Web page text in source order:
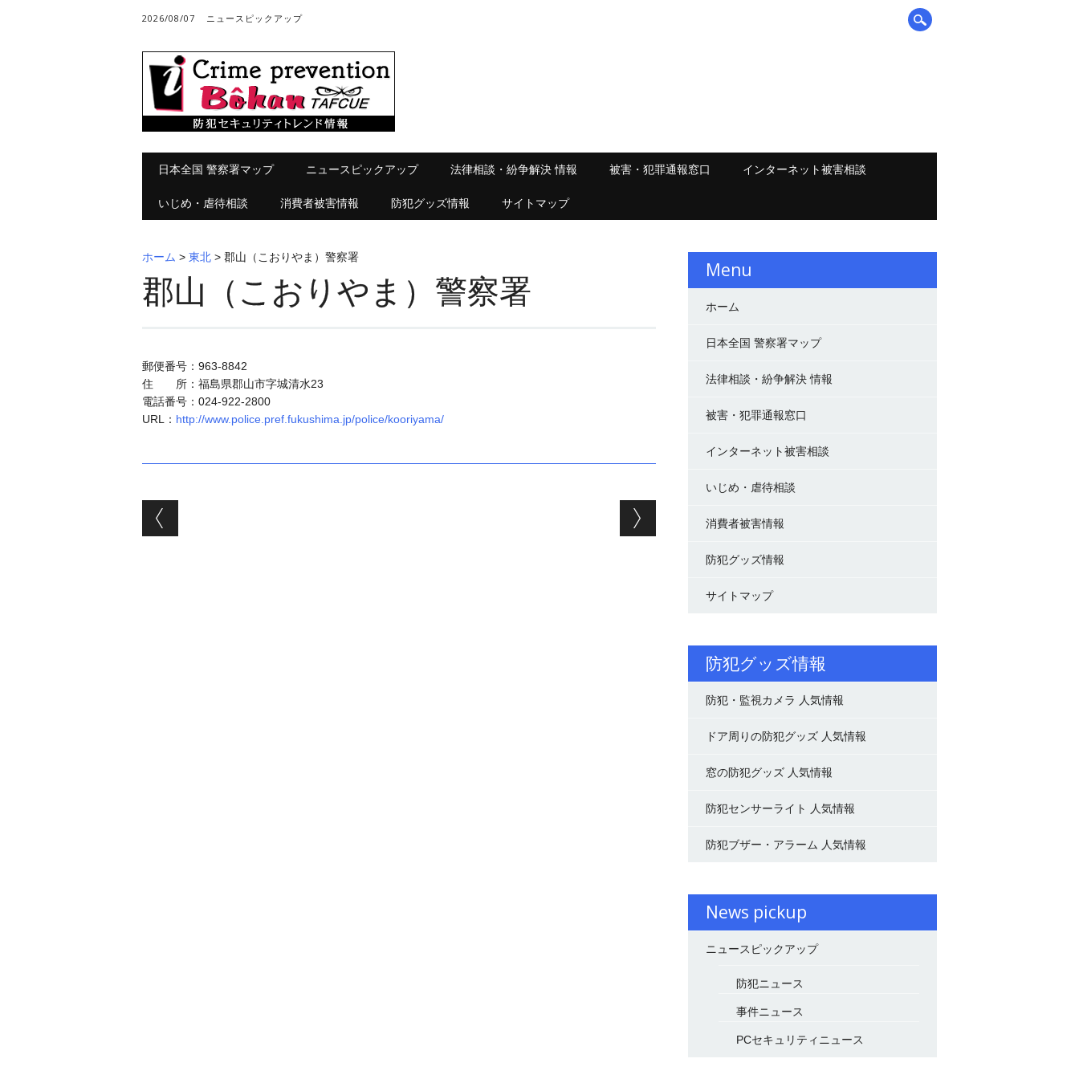
2026/08/07 ニュースピックアップ
メインメニュー
ス
キ
ッ
日本全国 警察署マップ ニュースピックアップ 法律相談・紛争解決 情報 被害・犯罪通報窓口 インターネット被害相談
いじめ・虐待相談 消費者被害情報 防犯グッズ情報 サイトマップ
ホーム > 東北> 郡山（こおりやま）警察署
郡山（こおりやま）警察署
郵便番号：963-8842
住 所：福島県郡山市字城清水23
電話番号：024-922-2800
URL： http://www.police.pref.fukushima.jp/police/kooriyama/
投稿ナビゲーション
Menu
ホーム
日本全国 警察署マップ
法律相談・紛争解決 情報
被害・犯罪通報窓口
インターネット被害相談
いじめ・虐待相談
消費者被害情報
防犯グッズ情報
サイトマップ
防犯グッズ情報
防犯・監視カメラ 人気情報
ドア周りの防犯グッズ 人気情報
窓の防犯グッズ 人気情報
防犯センサーライト 人気情報
防犯ブザー・アラーム 人気情報
News pickup
ニュースピックアップ
防犯ニュース
事件ニュース
PCセキュリティニュース